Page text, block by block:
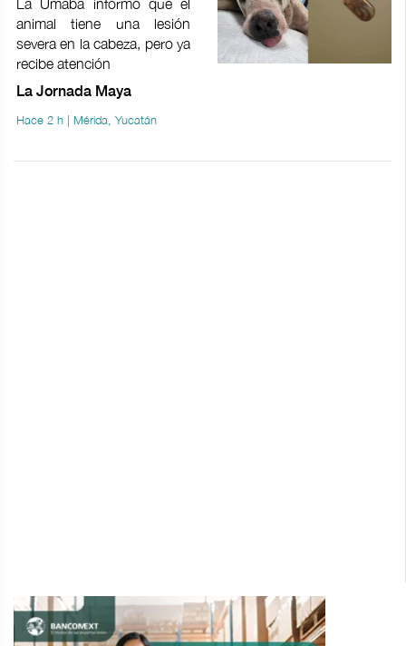
La Umaba informó que el
animal tiene una lesión
severa en la cabeza, pero ya
recibe atención
La Jornada Maya
Hace 2 h | Mérida, Yucatán